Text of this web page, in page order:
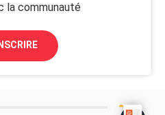
la communauté